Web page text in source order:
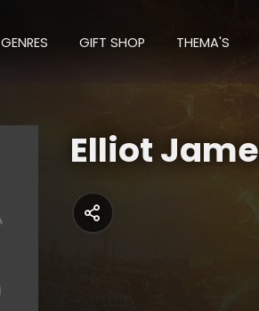
GENRES GIFT SHOP THEMA'S
Elliot